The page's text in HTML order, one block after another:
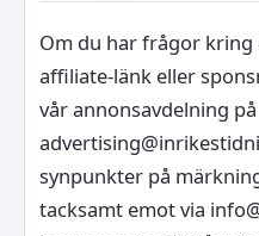
Om du har frågor kring
affiliate-länk eller
vår annonsavdelning på
synpunkter på
tacksamt emot via